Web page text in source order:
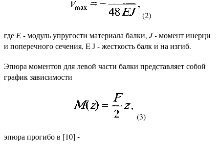
(2)
где Е -модуль упругости материала балки, J -момент инерци
и поперечного сечения, E J - жесткость балк и на изгиб.
Эпюра моментов для левой части балки представляет собой
график зависимости
(3)
эпюра прогибо в [10] -